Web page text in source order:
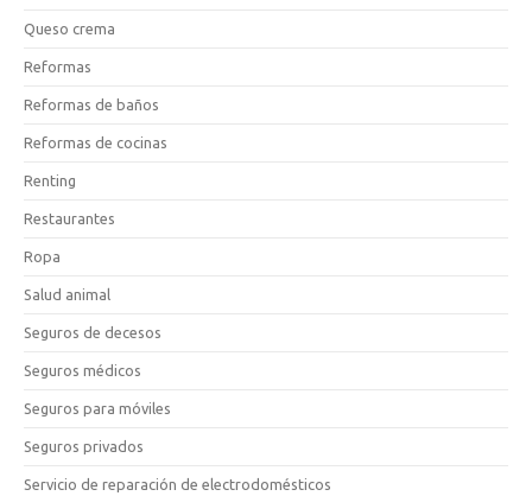
Queso crema
Reformas
Reformas de baños
Reformas de cocinas
Renting
Restaurantes
Ropa
Salud animal
Seguros de decesos
Seguros médicos
Seguros para móviles
Seguros privados
Servicio de reparación de electrodomésticos